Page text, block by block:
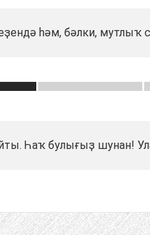
һәм, бәлки, мутлыҡ
Һаҡ булығыҙ шунан!